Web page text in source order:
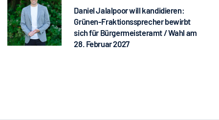
Daniel Jalalpoor will kandidieren:
Grünen-Fraktionssprecher bewirbt
sich für Bürgermeisteramt / Wahl am
28. Februar 2027